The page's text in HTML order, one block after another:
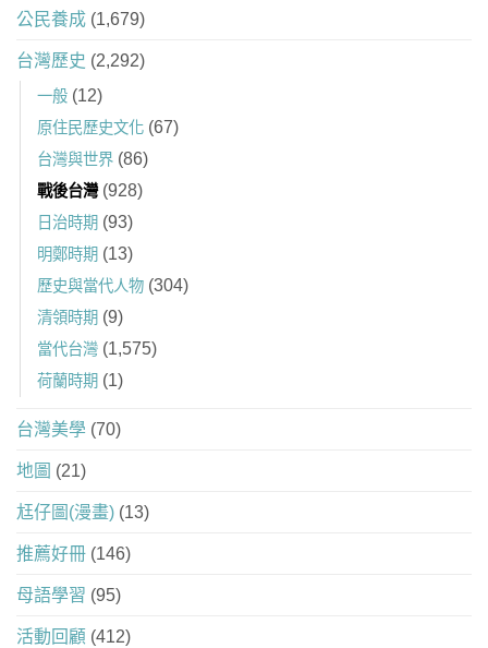
公民養成 (1,679)
台灣歷史 (2,292)
一般 (12)
原住民歷史文化 (67)
台灣與世界 (86)
戰後台灣(928)
日治時期 (93)
明鄭時期 (13)
歷史與當代人物 (304)
清領時期 (9)
當代台灣 (1,575)
荷蘭時期 (1)
台灣美學 (70)
地圖 (21)
尪仔圖(漫畫) (13)
推薦好冊 (146)
母語學習 (95)
活動回顧 (412)